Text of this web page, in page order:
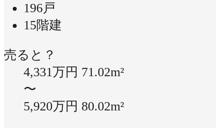
196戸
15階建
売ると？
4,331万円 71.02m²
〜
5,920万円 80.02m²